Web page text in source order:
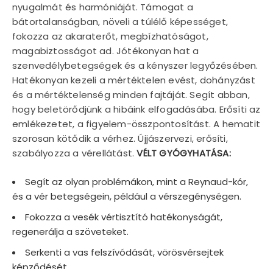
nyugalmát és harmóniáját. Támogat a
bátortalanságban, növeli a túlélő képességet,
fokozza az akaraterőt, megbízhatóságot,
magabiztosságot ad. Jótékonyan hat a
szenvedélybetegségek és a kényszer legyőzésében.
Hatékonyan kezeli a mértéktelen evést, dohányzást
és a mértéktelenség minden fajtáját. Segít abban,
hogy beletörődjünk a hibáink elfogadásába. Erősíti az
emlékezetet, a figyelem-összpontosítást. A hematit
szorosan kötődik a vérhez. Újjászervezi, erősíti,
szabályozza a vérellátást.VÉLT GYÓGYHATÁSA:
Segít az olyan problémákon, mint a Reynaud-kór,
és a vér betegségein, például a vérszegénységen.
Fokozza a vesék vértisztító hatékonyságát,
regenerálja a szöveteket.
Serkenti a vas felszívódását, vörösvérsejtek